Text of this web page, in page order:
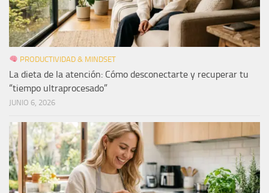
PRODUCTIVIDAD & MINDSET
La dieta de la atención: Cómo desconectarte y recuperar tu
“tiempo ultraprocesado”
JUNIO 6, 2026